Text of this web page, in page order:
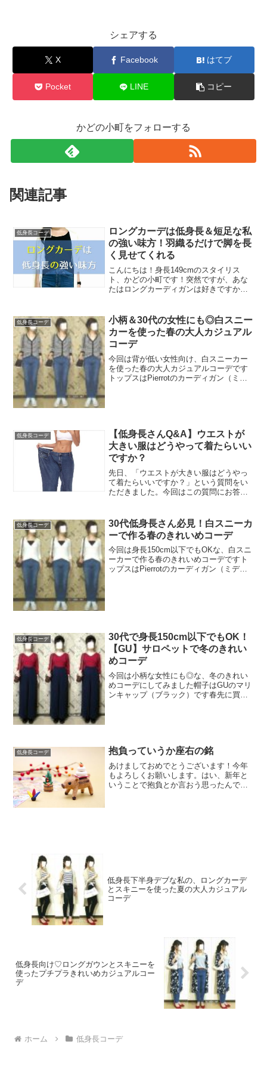
シェアする
X Facebook はてブ
Pocket LINE コピー
かどの小町をフォローする
関連記事
低身長コーデ
ロングカーデは低身長＆短足な私
の強い味方！羽織るだけで脚を長
く見せてくれる
こんにちは！身長149cmのスタイリス
ト、かどの小町です！突然ですが、あな
たはロングカーディガンは好きですか？
もある優秀アイテム！「低身長だから引
きずりそう」「短足には...
低身長コーデ
小柄＆30代の女性にも◎白スニー
カーを使った春の大人カジュアル
コーデ
今回は背が低い女性向け、白スニーカー
を使った春の大人カジュアルコーデです
トップスはPierrotのカーディガン（ミデ
低身長コーデ
【低身長さんQ&A】ウエストが
大きい服はどうやって着たらいい
ですか？
先日、「ウエストが大きい服はどうやっ
て着たらいいですか？」という質問をい
ただきました。今回はこの質問にお答え
あまり問題ないんですが（汗）、背が低
くて華奢な方は市販の服が...
低身長コーデ
30代低身長さん必見！白スニーカ
ーで作る春のきれいめコーデ
今回は身長150cm以下でもOKな、白スニ
ーカーで作る春のきれいめコーデですト
ップスはPierrotのカーディガン（ミディ
低身長コーデ
30代で身長150cm以下でもOK！
【GU】サロペットで冬のきれい
めコーデ
今回は小柄な女性にも◎な、冬のきれい
めコーデにしてみました帽子はGUのマリ
ンキャップ（ブラック）です春先に買っ
低身長コーデ 抱負っていうか座右の銘
あけましておめでとうございます！今年
もよろしくお願いします。はい、新年と
いうことで抱負とか言おう思ったんです
低身長下半身デブな私の、ロングカーデ
とスキニーを使った夏の大人カジュアル
コーデ
低身長向け♡ロングガウンとスキニーを
使ったプチプラきれいめカジュアルコー
デ
ホーム 低身長コーデ